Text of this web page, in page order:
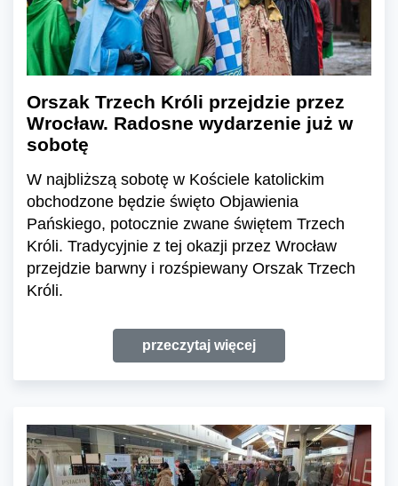
Orszak Trzech Króli przejdzie przez
Wrocław. Radosne wydarzenie już w
sobotę
W najbliższą sobotę w Kościele katolickim
obchodzone będzie święto Objawienia
Pańskiego, potocznie zwane świętem Trzech
Króli. Tradycyjnie z tej okazji przez Wrocław
przejdzie barwny i rozśpiewany Orszak Trzech
Króli.
przeczytaj więcej